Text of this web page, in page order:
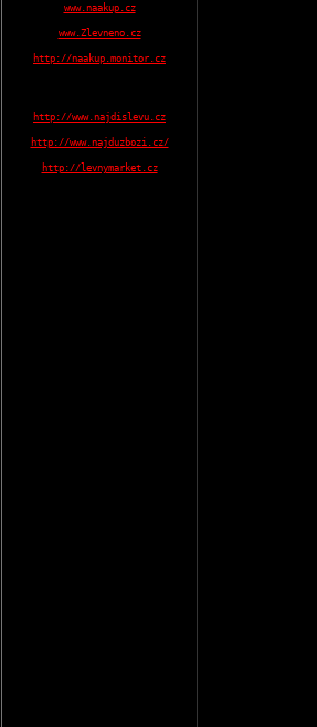
www.naakup.cz
www.Zlevneno.cz
http://naakup.monitor.cz
http://www.najdislevu.cz
http://www.najduzbozi.cz/
http://levnymarket.cz